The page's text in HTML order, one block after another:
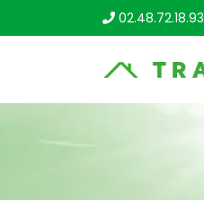
02.48.72.18.93